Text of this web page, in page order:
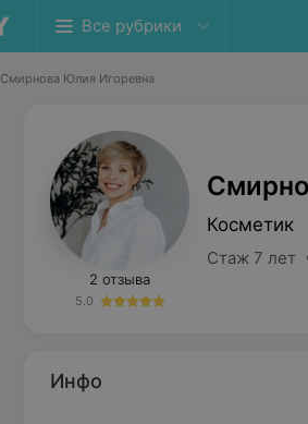
Все рубрики
Смирнова Юлия Игоревна
2 отзыва
5.0
Косметик
Стаж 7 лет
Инфо